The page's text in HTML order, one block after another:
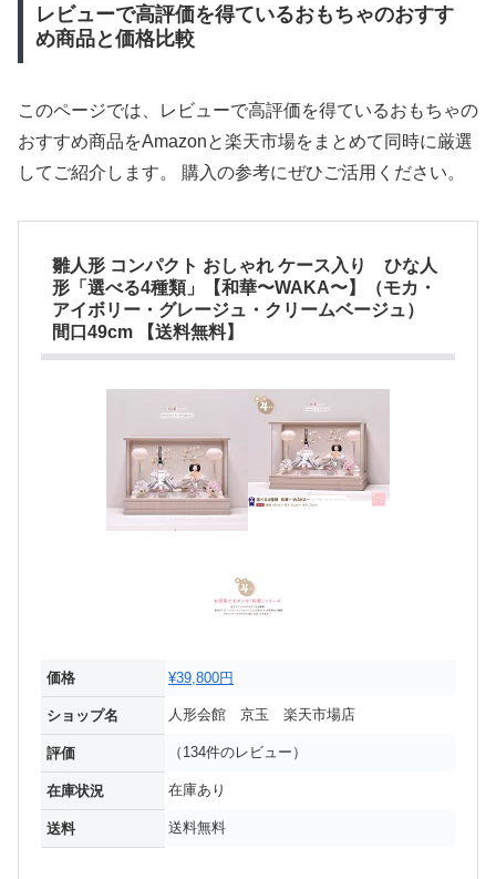
レビューで高評価を得ているおもちゃのおすす
め商品と価格比較
このページでは、レビューで高評価を得ているおもちゃの
おすすめ商品をAmazonと楽天市場をまとめて同時に厳選
してご紹介します。 購入の参考にぜひご活用ください。
雛人形 コンパクト おしゃれ ケース入り ひな人
形「選べる4種類」【和華〜WAKA〜】（モカ・
アイボリー・グレージュ・クリームベージュ）
間口49cm 【送料無料】
価格 ¥39,800円
ショップ名 人形会館 京玉 楽天市場店
評価 （134件のレビュー）
在庫状況 在庫あり
送料 送料無料